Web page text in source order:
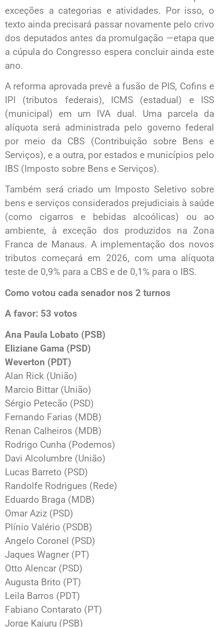
exceções a categorias e atividades. Por isso, o
texto ainda precisará passar novamente pelo crivo
dos deputados antes da promulgação —etapa que
a cúpula do Congresso espera concluir ainda este
ano.
A reforma aprovada prevê a fusão de PIS, Cofins e
IPI (tributos federais), ICMS (estadual) e ISS
(municipal) em um IVA dual. Uma parcela da
alíquota será administrada pelo governo federal
por meio da CBS (Contribuição sobre Bens e
Serviços), e a outra, por estados e municípios pelo
IBS (Imposto sobre Bens e Serviços).
Também será criado um Imposto Seletivo sobre
bens e serviços considerados prejudiciais à saúde
(como cigarros e bebidas alcoólicas) ou ao
ambiente, à exceção dos produzidos na Zona
Franca de Manaus. A implementação dos novos
tributos começará em 2026, com uma alíquota
teste de 0,9% para a CBS e de 0,1% para o IBS.
Como votou cada senador nos 2 turnos
A favor: 53 votos
Ana Paula Lobato (PSB)
Eliziane Gama (PSD)
Weverton (PDT)
Alan Rick (União)
Marcio Bittar (União)
Sérgio Petecão (PSD)
Fernando Farias (MDB)
Renan Calheiros (MDB)
Rodrigo Cunha (Podemos)
Davi Alcolumbre (União)
Lucas Barreto (PSD)
Randolfe Rodrigues (Rede)
Eduardo Braga (MDB)
Omar Aziz (PSD)
Plínio Valério (PSDB)
Angelo Coronel (PSD)
Jaques Wagner (PT)
Otto Alencar (PSD)
Augusta Brito (PT)
Leila Barros (PDT)
Fabiano Contarato (PT)
Jorge Kajuru (PSB)